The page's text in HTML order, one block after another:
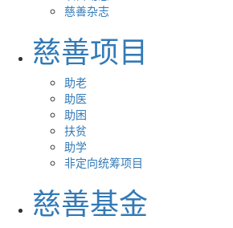
慈善杂志
慈善项目
助老
助医
助困
扶贫
助学
非定向统筹项目
慈善基金